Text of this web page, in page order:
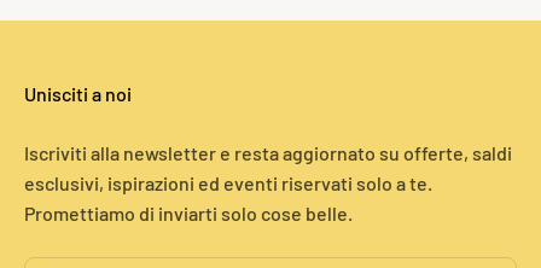
Unisciti a noi
Iscriviti alla newsletter e resta aggiornato su offerte, saldi
esclusivi, ispirazioni ed eventi riservati solo a te.
Promettiamo di inviarti solo cose belle.